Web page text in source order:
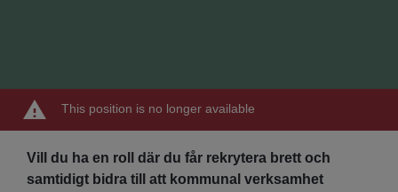
This position is no longer available
Vill du ha en roll där du får rekrytera brett och
samtidigt bidra till att kommunal verksamhet